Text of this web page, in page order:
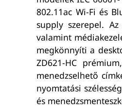
802.11ac Wi-Fi és
supply szerepel.
valamint
megkönnyíti a
ZD621-HC
menedzselhető
nyomtatási
és